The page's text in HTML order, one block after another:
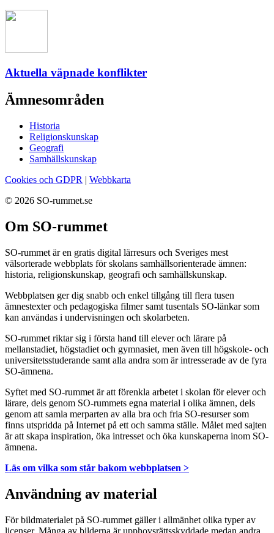
Aktuella väpnade konflikter
Ämnesområden
Historia
Religionskunskap
Geografi
Samhällskunskap
Cookies och GDPR | Webbkarta
© 2026 SO-rummet.se
Om SO-rummet
SO-rummet är en gratis digital lärresurs och Sveriges mest
välsorterade webbplats för skolans samhällsorienterade ämnen:
historia, religionskunskap, geografi och samhällskunskap.
Webbplatsen ger dig snabb och enkel tillgång till flera tusen
ämnestexter och pedagogiska filmer samt tusentals SO-länkar som
kan användas i undervisningen och skolarbeten.
SO-rummet riktar sig i första hand till elever och lärare på
mellanstadiet, högstadiet och gymnasiet, men även till högskole- och
universitetsstuderande samt alla andra som är intresserade av de fyra
SO-ämnena.
Syftet med SO-rummet är att förenkla arbetet i skolan för elever och
lärare, dels genom SO-rummets egna material i olika ämnen, dels
genom att samla merparten av alla bra och fria SO-resurser som
finns utspridda på Internet på ett och samma ställe. Målet med sajten
är att skapa inspiration, öka intresset och öka kunskaperna inom SO-
ämnena.
Läs om vilka som står bakom webbplatsen >
Användning av material
För bildmaterialet på SO-rummet gäller i allmänhet olika typer av
licenser. Många av bilderna är upphovsrättsskyddade medan andra